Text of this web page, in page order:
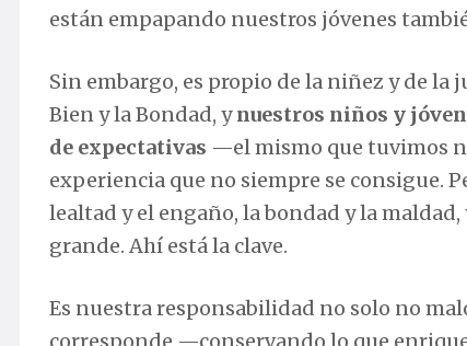
están empapando nuestros jóvenes
Sin embargo, es propio de la niñez y de
Bien y la Bondad, ynuestros niños y
de expectativas —el mismo que tuvimos
experiencia que no siempre se consigue.
lealtad y el engaño, la bondad y la
grande. Ahí está la clave.
Es nuestra responsabilidad no solo no